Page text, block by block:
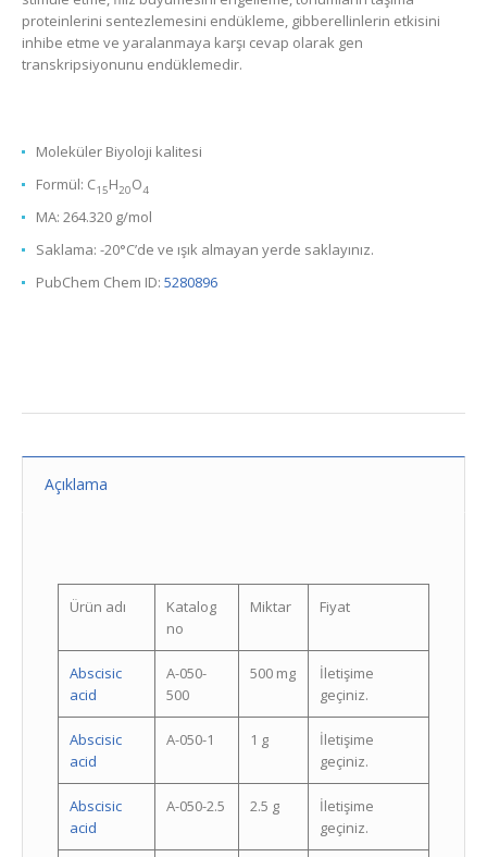
proteinlerini sentezlemesini endükleme, gibberellinlerin etkisini
inhibe etme ve yaralanmaya karşı cevap olarak gen
transkripsiyonunu endüklemedir.
Moleküler Biyoloji kalitesi
Formül: C15H20O4
MA: 264.320 g/mol
Saklama: -20°C’de ve ışık almayan yerde saklayınız.
PubChem Chem ID: 5280896
Açıklama
Ürün adı
Katalog
no
Miktar Fiyat
Abscisic
acid
A-050-
500
500 mg
İletişime
geçiniz.
Abscisic
acid
A-050-1 1 g
İletişime
geçiniz.
Abscisic
acid
A-050-2.5 2.5 g
İletişime
geçiniz.